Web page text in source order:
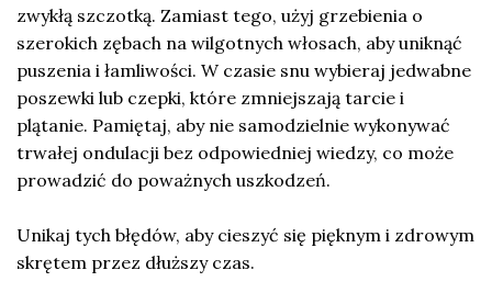
zwykłą szczotką. Zamiast tego, użyj grzebienia o
szerokich zębach na wilgotnych włosach, aby uniknąć
puszenia i łamliwości. W czasie snu wybieraj jedwabne
poszewki lub czepki, które zmniejszają tarcie i
plątanie. Pamiętaj, aby nie samodzielnie wykonywać
trwałej ondulacji bez odpowiedniej wiedzy, co może
prowadzić do poważnych uszkodzeń.
Unikaj tych błędów, aby cieszyć się pięknym i zdrowym
skrętem przez dłuższy czas.